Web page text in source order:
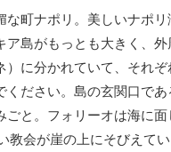
な町ナポリ。美しいナポ
ア島がもっとも大きく、
）に分かれていて、それ
ください。島の玄関口で
ごと。フォリーオは海に
教会が崖の上にそびえてい